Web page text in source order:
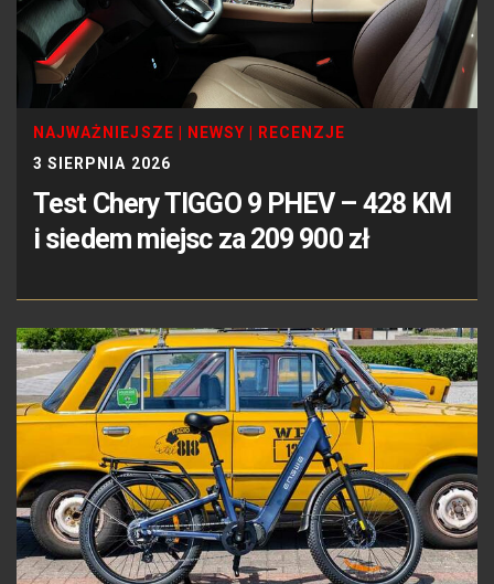
NAJWAŻNIEJSZE NEWSY
RECENZJE
3 SIERPNIA 2026
Test Chery TIGGO 9 PHEV – 428 KM
i siedem miejsc za 209 900 zł